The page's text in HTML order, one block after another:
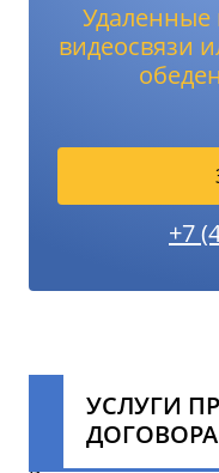
Удаленные
видеосвязи
+7
УСЛУГИ
ДОГОВОРА